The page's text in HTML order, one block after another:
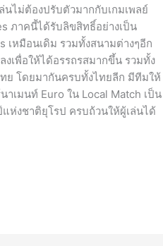
นไม่ต้องปรับตัวมากกับเกมเพลย์
ภาคนี้ได้รับลิขสิทธิ์อย่างเป็น
เหมือนเดิม รวมทั้งสนามต่างๆอีก
เพื่อให้ได้อรรถรสมากขึ้น รวมทั้ง
ย โดยมากันครบทั้งไทยลีก มีทีมให้
าเมนท์ Euro ใน Local Match เป็น
ห่งชาติยุโรป ครบถ้วนให้ผู้เล่นได้